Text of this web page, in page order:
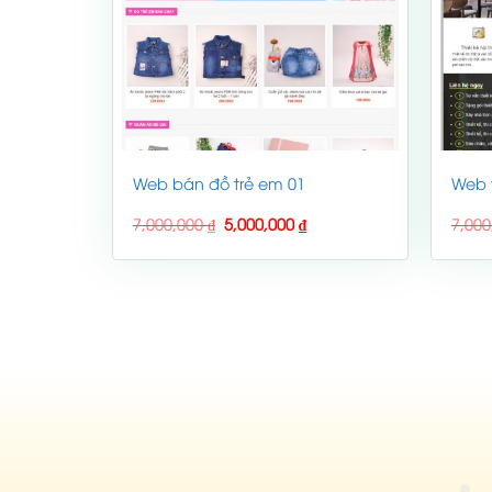
Web bán đồ trẻ em 01
7,000,000₫ Original
price
5,000,000₫Current
price
Web